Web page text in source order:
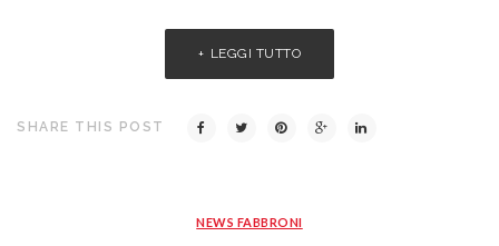
LEGGI TUTTO
SHARE THIS POST
NEWS FABBRONI